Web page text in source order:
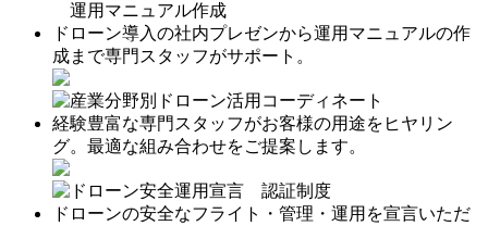
運用マニュアル作成
ドローン導入の社内プレゼンから運用マニュアルの作
成まで専門スタッフがサポート。
産業分野別ドローン活用コーディネート
経験豊富な専門スタッフがお客様の用途をヒヤリン
グ。最適な組み合わせをご提案します。
ドローン安全運用宣言 認証制度
ドローンの安全なフライト・管理・運用を宣言いただ